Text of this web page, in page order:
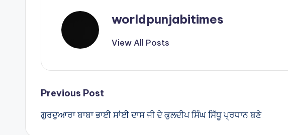
p
worldpunjabitimes
View All Posts
Post
navigation
Previous Post
ਗੁਰਦੁਆਰਾ ਬਾਬਾ ਭਾਈ ਸਾਂਈ ਦਾਸ ਜੀ ਦੇ ਕੁਲਦੀਪ ਸਿੰਘ ਸਿੱਧੂ ਪ੍ਰਧਾਨ ਬਣੇ